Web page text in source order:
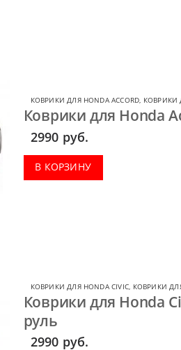
КОВРИКИ ДЛЯ HONDA ACCORD, КОВРИКИ
Коврики для Honda
2990 руб.
В КОРЗИНУ
КОВРИКИ ДЛЯ HONDA CIVIC, КОВРИКИ
Коврики для Honda
руль
2990 руб.